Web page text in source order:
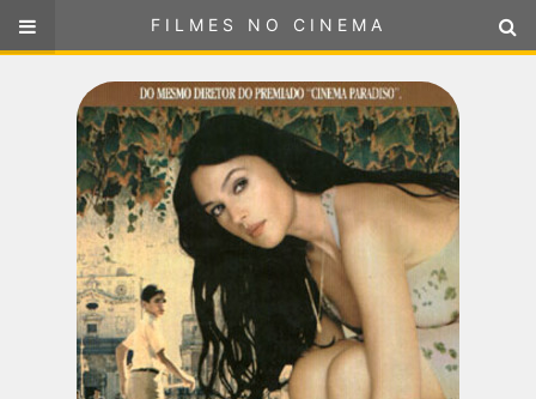
FILMES NO CINEMA
ou selecione sua localização
FILMES NO CINEMA
SELECIONE SUA LOCALIZAÇÃO
FILMES EM CARTAZ
PRÓXIMOS LANÇAMENTOS
GÊNEROS
NOTÍCIAS